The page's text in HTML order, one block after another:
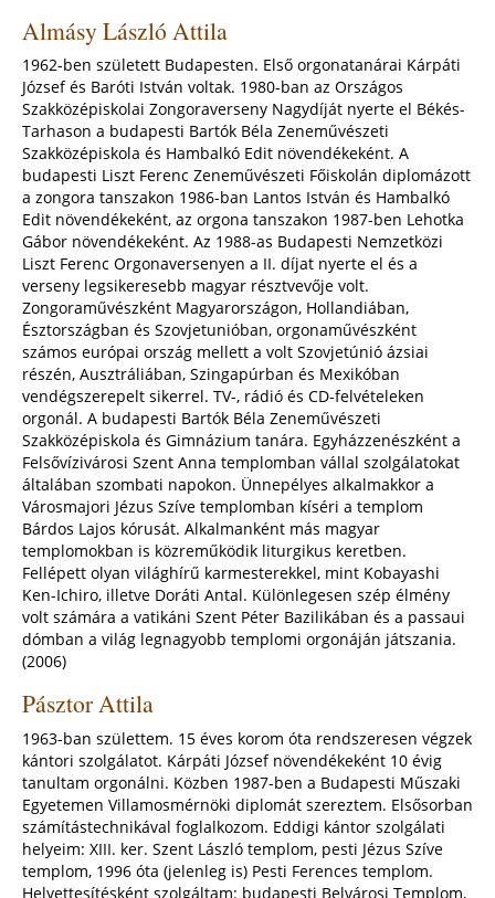
Almásy László Attila
1962-ben született Budapesten. Első orgonatanárai Kárpáti
József és Baróti István voltak. 1980-ban az Országos
Szakközépiskolai Zongoraverseny Nagydíját nyerte el Békés-
Tarhason a budapesti Bartók Béla Zeneművészeti
Szakközépiskola és Hambalkó Edit növendékeként. A
budapesti Liszt Ferenc Zeneművészeti Főiskolán diplomázott
a zongora tanszakon 1986-ban Lantos István és Hambalkó
Edit növendékeként, az orgona tanszakon 1987-ben Lehotka
Gábor növendékeként. Az 1988-as Budapesti Nemzetközi
Liszt Ferenc Orgonaversenyen a II. díjat nyerte el és a
verseny legsikeresebb magyar résztvevője volt.
Zongoraművészként Magyarországon, Hollandiában,
Észtországban és Szovjetunióban, orgonaművészként
számos európai ország mellett a volt Szovjetúnió ázsiai
részén, Ausztráliában, Szingapúrban és Mexikóban
vendégszerepelt sikerrel. TV-, rádió és CD-felvételeken
orgonál. A budapesti Bartók Béla Zeneművészeti
Szakközépiskola és Gimnázium tanára. Egyházzenészként a
Felsővízivárosi Szent Anna templomban vállal szolgálatokat
általában szombati napokon. Ünnepélyes alkalmakkor a
Városmajori Jézus Szíve templomban kíséri a templom
Bárdos Lajos kórusát. Alkalmanként más magyar
templomokban is közreműködik liturgikus keretben.
Fellépett olyan világhírű karmesterekkel, mint Kobayashi
Ken-Ichiro, illetve Doráti Antal. Különlegesen szép élmény
volt számára a vatikáni Szent Péter Bazilikában és a passaui
dómban a világ legnagyobb templomi orgonáján játszania.
(2006)
Pásztor Attila
1963-ban születtem. 15 éves korom óta rendszeresen végzek
kántori szolgálatot. Kárpáti József növendékeként 10 évig
tanultam orgonálni. Közben 1987-ben a Budapesti Műszaki
Egyetemen Villamosmérnöki diplomát szereztem. Elsősorban
számítástechnikával foglalkozom. Eddigi kántor szolgálati
helyeim: XIII. ker. Szent László templom, pesti Jézus Szíve
templom, 1996 óta (jelenleg is) Pesti Ferences templom.
Helyettesítésként szolgáltam: budapesti Belvárosi Templom,